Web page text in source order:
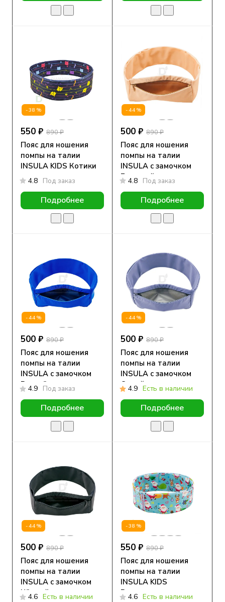
-38%
550 ₽ 890 ₽
Пояс для ношения
помпы на талии
INSULA KIDS Котики
4.8 Под заказ
Подробнее
-44%
500 ₽ 890 ₽
Пояс для ношения
помпы на талии
INSULA с замочком
Бежевый
4.8 Под заказ
Подробнее
-44%
500 ₽ 890 ₽
Пояс для ношения
помпы на талии
INSULA с замочком
Василёк
4.9 Под заказ
Подробнее
-44%
500 ₽ 890 ₽
Пояс для ношения
помпы на талии
INSULA с замочком
Серый
4.9 Есть в наличии
Подробнее
-44%
500 ₽ 890 ₽
Пояс для ношения
помпы на талии
INSULA с замочком
Чёрный
4.6 Есть в наличии
-38%
550 ₽ 890 ₽
Пояс для ношения
помпы на талии
INSULA KIDS
Рождество
4.6 Есть в наличии